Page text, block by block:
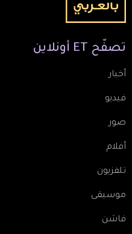
تصفّح ET أونلاين
أخبار
فيديو
صور
أفلام
تلفزيون
موسيقى
فاشن